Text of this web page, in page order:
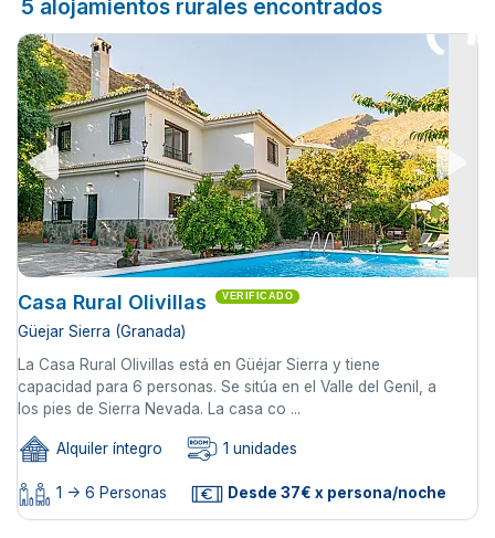
5 alojamientos rurales encontrados
Casa Rural Olivillas VERIFICADO
Güejar Sierra (Granada)
La Casa Rural Olivillas está en Güéjar Sierra y tiene
capacidad para 6 personas. Se sitúa en el Valle del Genil, a
los pies de Sierra Nevada. La casa co ...
Alquiler íntegro 1 unidades
1 -> 6 Personas Desde 37€ x persona/noche